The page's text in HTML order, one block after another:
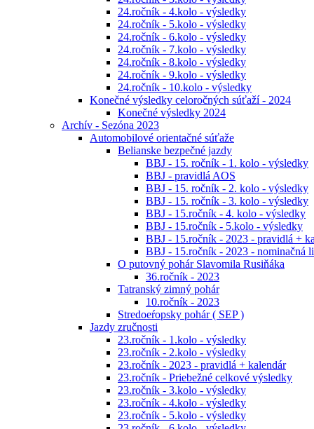
24.ročník - 4.kolo - výsledky
24.ročník - 5.kolo - výsledky
24.ročník - 6.kolo - výsledky
24.ročník - 7.kolo - výsledky
24.ročník - 8.kolo - výsledky
24.ročník - 9.kolo - výsledky
24.ročník - 10.kolo - výsledky
Konečné výsledky celoročných súťaží - 2024
Konečné výsledky 2024
Archív - Sezóna 2023
Automobilové orientačné súťaže
Belianske bezpečné jazdy
BBJ - 15. ročník - 1. kolo - výsledky
BBJ - pravidlá AOS
BBJ - 15. ročník - 2. kolo - výsledky
BBJ - 15. ročník - 3. kolo - výsledky
BBJ - 15.ročník - 4. kolo - výsledky
BBJ - 15.ročník - 5.kolo - výsledky
BBJ - 15.ročník - 2023 - pravidlá +
BBJ - 15.ročník - 2023 - nominačná
O putovný pohár Slavomila Rusiňáka
36.ročník - 2023
Tatranský zimný pohár
10.ročník - 2023
Stredoeŕopsky pohár ( SEP )
Jazdy zručnosti
23.ročník - 1.kolo - výsledky
23.ročník - 2.kolo - výsledky
23.ročník - 2023 - pravidlá + kalendár
23.ročník - Priebežné celkové výsledky
23.ročník - 3.kolo - výsledky
23.ročník - 4.kolo - výsledky
23.ročník - 5.kolo - výsledky